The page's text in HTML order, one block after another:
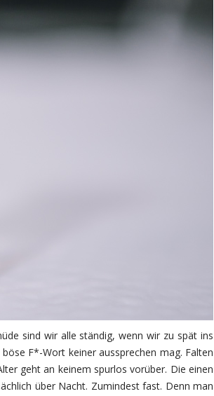
sind wir alle ständig, wenn wir zu spät ins
F*-Wort keiner aussprechen mag. Falten
geht an keinem spurlos vorüber. Die einen
über Nacht. Zumindest fast. Denn man